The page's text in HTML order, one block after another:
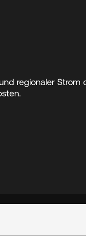
regionaler Strom